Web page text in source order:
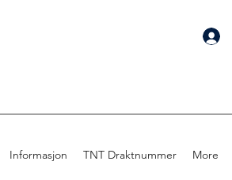
Informasjon TNT Draktnummer More